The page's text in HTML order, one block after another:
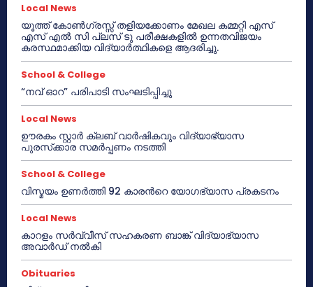
Local News
യൂത്ത് കോൺഗ്രസ്സ് തളിയക്കോണം മേഖല കമ്മറ്റി എസ്
എസ് എൽ സി പ്ലസ് ടു പരീക്ഷകളിൽ ഉന്നതവിജയം
കരസ്ഥമാക്കിയ വിദ്യാർത്ഥികളെ ആദരിച്ചു.
School & College
“നവ് ഓറ” പരിപാടി സംഘടിപ്പിച്ചു
Local News
ഊരകം സ്റ്റാർ ക്ലബ് വാർഷികവും വിദ്യാഭ്യാസ
പുരസ്‌ക്കാര സമർപ്പണം നടത്തി
School & College
വിസ്മയം ഉണർത്തി 92 കാരൻറെ യോഗഭ്യാസ പ്രകടനം
Local News
കാറളം സർവ്വീസ് സഹകരണ ബാങ്ക് വിദ്യാഭ്യാസ
അവാർഡ് നൽകി
Obituaries